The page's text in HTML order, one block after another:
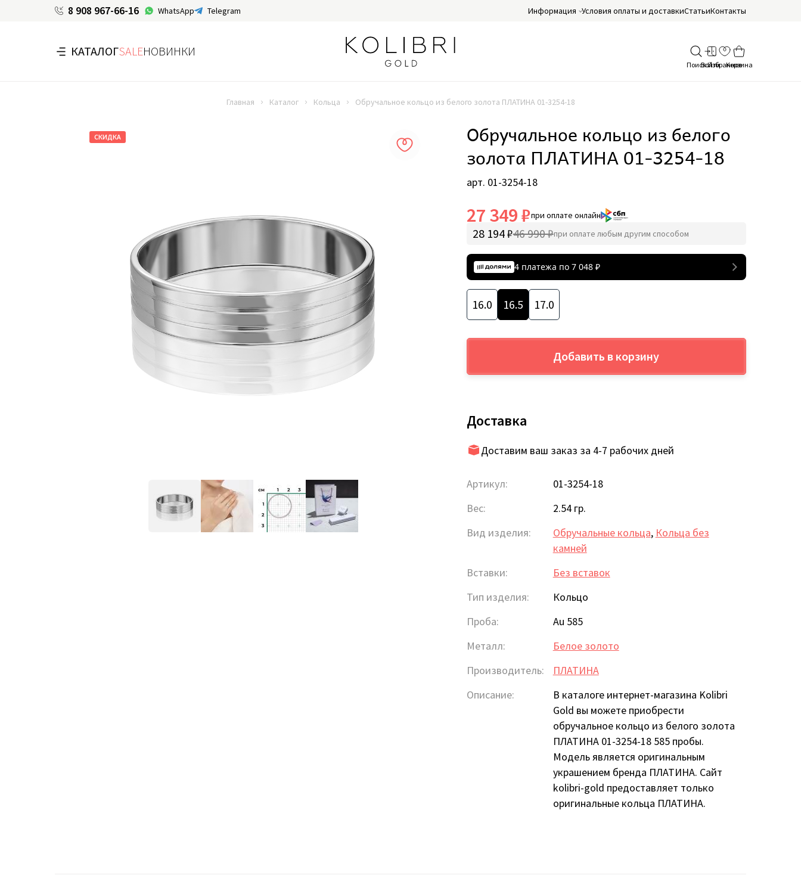
8 908 967-66-16 WhatsApp Telegram Информация Условия оплаты и доставкиСтатьиКонтакты
КАТАЛОГSALEНОВИНКИ
Главная Каталог Кольца Обручальное кольцо из белого золота ПЛАТИНА 01-3254-18
СКИДКА Обручальное кольцо из белого
золота ПЛАТИНА 01-3254-18
арт. 01-3254-18
27 349 ₽при оплате онлайн
28 194 ₽46 990 ₽при оплате любым другим способом
4 платежа по 7 048₽
16.0 16.5 17.0
Добавить в корзину
Доставка
Доставим ваш заказ за 4-7 рабочих дней
Артикул:
01-3254-18
Вес:
2.54 гр.
Вид изделия:
Обручальные кольца, Кольца без
камней
Вставки:
Без вставок
Тип изделия:
Кольцо
Проба:
Au 585
Металл:
Белое золото
Производитель:
ПЛАТИНА
Описание:
В каталоге интернет-магазина Kolibri
Gold вы можете приобрести
обручальное кольцо из белого золота
ПЛАТИНА 01-3254-18 585 пробы.
Модель является оригинальным
украшением бренда ПЛАТИНА. Сайт
kolibri-gold предоставляет только
оригинальные кольца ПЛАТИНА.